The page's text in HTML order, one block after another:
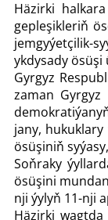
Häzirki
gepleşikleriň
jemgyýetçilik-
ykdysady
Gyrgyz
zaman
jany,
ösüşiniň
Soňraky
ösüşini
nji ýylyň 11-nji
Häzirki